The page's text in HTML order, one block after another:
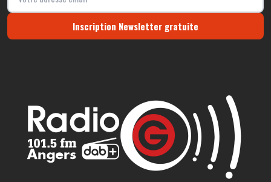
Inscription Newsletter gratuite